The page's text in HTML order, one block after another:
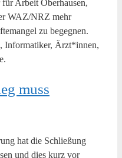
Arbeit Oberhausen,
WAZ/NRZ mehr
zu begegnen.
Informatiker, Ärzt*innen,
muss
hat die Schließung
und dies kurz vor